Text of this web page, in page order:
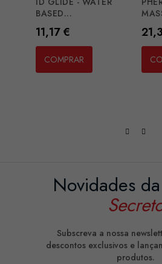
BASED...
Preço
11,17 €
COMPRAR
Novidades da
Subscreva a nossa
descontos exclusivos e
produtos.